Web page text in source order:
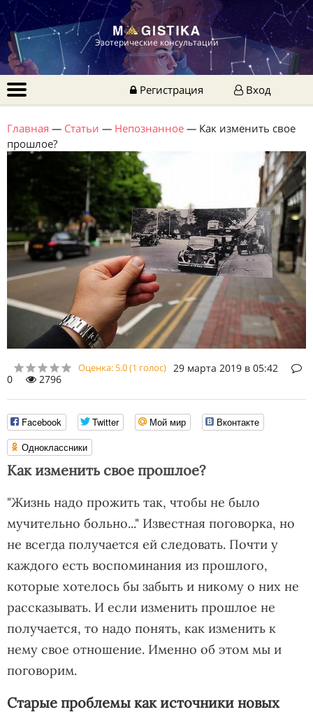
Эзотерические консультации
Регистрация Вход
Главная — Статьи — Непознанное — Как изменить свое
прошлое?
Оценка:5.0(1 голос) 29 марта 2019 в 05:42
0
2796
Facebook Twitter Мой мир
Вконтакте
Одноклассники
Как изменить свое прошлое?
"Жизнь надо прожить так, чтобы не было
мучительно больно..." Известная поговорка, но
не всегда получается ей следовать. Почти у
каждого есть воспоминания из прошлого,
которые хотелось бы забыть и никому о них не
рассказывать. И если изменить прошлое не
получается, то надо понять, как изменить к
нему свое отношение. Именно об этом мы и
поговорим.
Старые проблемы как источники новых